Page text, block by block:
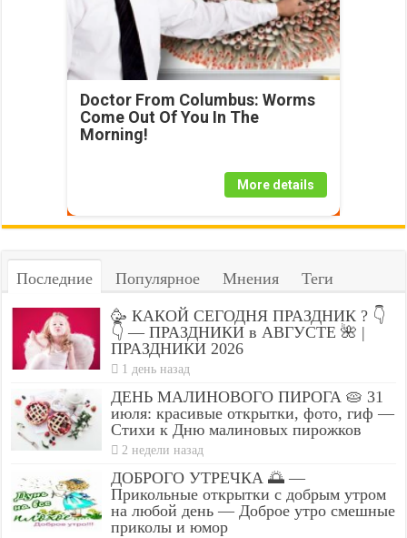
Doctor From Columbus: Worms
Come Out Of You In The
Morning!
More details
Последние Популярное Мнения Теги
🥳 КАКОЙ СЕГОДНЯ ПРАЗДНИК ? 👇
👇 — ПРАЗДНИКИ в АВГУСТЕ 🌺 |
ПРАЗДНИКИ 2026
1 день назад
ДЕНЬ МАЛИНОВОГО ПИРОГА 🥧 31
июля: красивые открытки, фото, гиф —
Стихи к Дню малиновых пирожков
2 недели назад
ДОБРОГО УТРЕЧКА 🌅 —
Прикольные открытки с добрым утром
на любой день — Доброе утро смешные
приколы и юмор